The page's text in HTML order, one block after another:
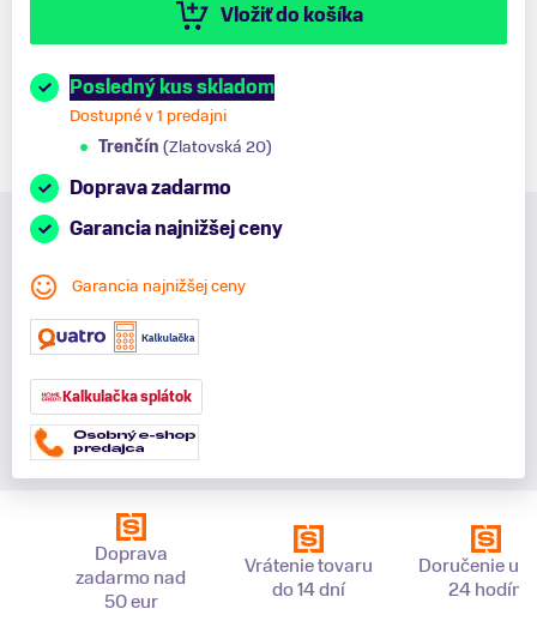
Vložiť do košíka
Posledný kus skladom
Dostupné v 1 predajni
Trenčín (Zlatovská 20)
Doprava zadarmo
Garancia najnižšej ceny
Garancia najnižšej ceny
Kalkulačka splátok
Doprava
zadarmo nad
50 eur
Vrátenie tovaru
do 14 dní
Doručenie už
24 hodín